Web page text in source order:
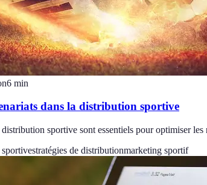
6 min
dans la distribution sportive
sportive sont essentiels pour optimiser
stratégies de distributionmarketing sportif